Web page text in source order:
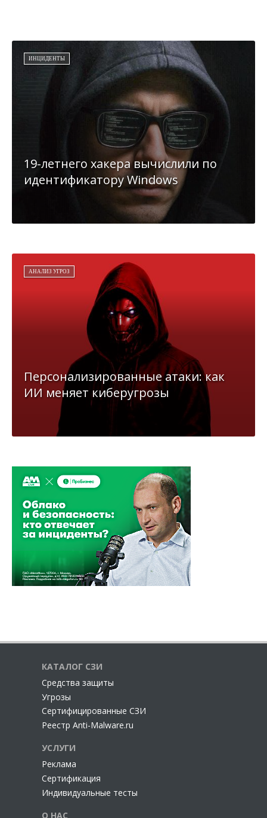
ИНЦИДЕНТЫ
19-летнего хакера вычислили по
идентификатору Windows
АНАЛИЗ УГРОЗ
Персонализированные атаки: как
ИИ меняет киберугрозы
КАТАЛОГ СЗИ
Cредства защиты
Угрозы
Сертифицированные СЗИ
Реестр Anti-Malware.ru
УСЛУГИ
Реклама
Сертификация
Индивидуальные тесты
О НАС